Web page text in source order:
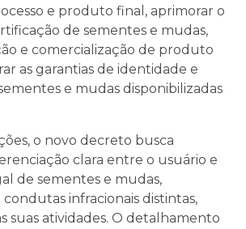
e produto final, aprimorar o
de sementes e mudas,
e comercialização de produto
as garantias de identidade e
e mudas disponibilizadas
o novo decreto busca
clara entre o usuário e
de sementes e mudas,
infracionais distintas,
suas atividades. O detalhamento